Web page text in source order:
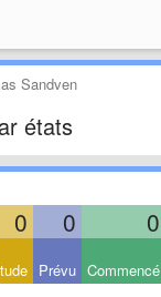
Sandven
états
0 0 0
Prévu Commencé